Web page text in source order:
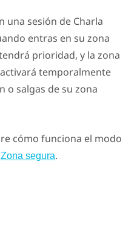
una sesión de Charla
entras en su zona
prioridad, y la zona
temporalmente
o salgas de su zona
cómo funciona el modo
Zona segura.